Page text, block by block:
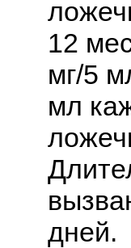
12
мг/5
мл
дней.